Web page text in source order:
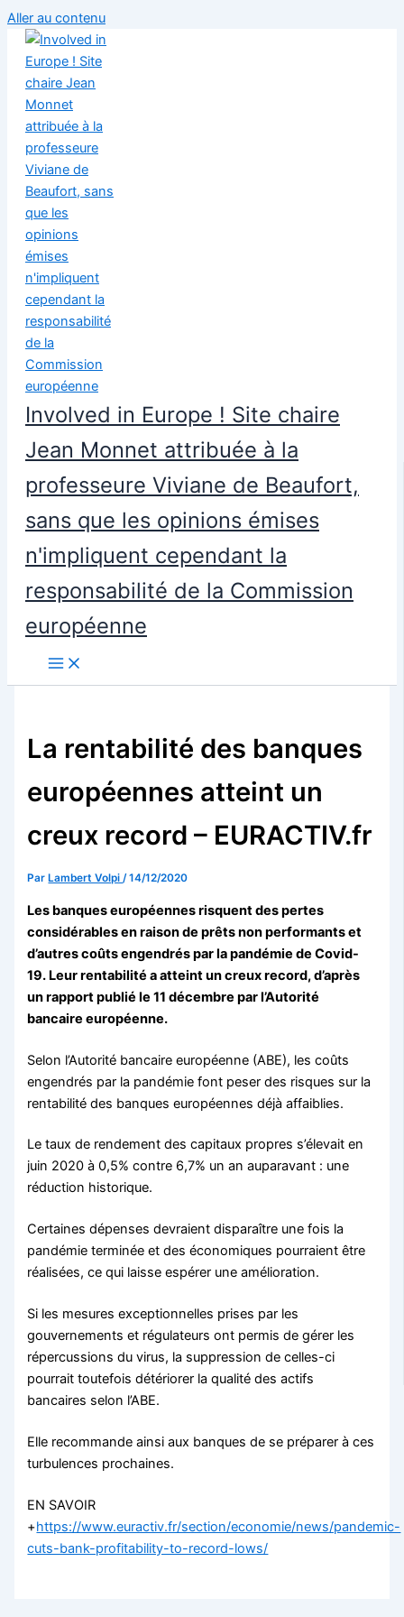
Aller au contenu
Involved in Europe ! Site chaire
Jean Monnet attribuée à la
professeure Viviane de Beaufort,
sans que les opinions émises
n'impliquent cependant la
responsabilité de la Commission
européenne
La rentabilité des banques
européennes atteint un
creux record – EURACTIV.fr
Par Lambert Volpi/14/12/2020
Les banques européennes risquent des pertes
considérables en raison de prêts non performants et
d’autres coûts engendrés par la pandémie de Covid-
19. Leur rentabilité a atteint un creux record, d’après
un rapport publié le 11 décembre par l’Autorité
bancaire européenne.
Selon l’Autorité bancaire européenne (ABE), les coûts
engendrés par la pandémie font peser des risques sur la
rentabilité des banques européennes déjà affaiblies.
Le taux de rendement des capitaux propres s’élevait en
juin 2020 à 0,5% contre 6,7% un an auparavant : une
réduction historique.
Certaines dépenses devraient disparaître une fois la
pandémie terminée et des économiques pourraient être
réalisées, ce qui laisse espérer une amélioration.
Si les mesures exceptionnelles prises par les
gouvernements et régulateurs ont permis de gérer les
répercussions du virus, la suppression de celles-ci
pourrait toutefois détériorer la qualité des actifs
bancaires selon l’ABE.
Elle recommande ainsi aux banques de se préparer à ces
turbulences prochaines.
EN SAVOIR
+https://www.euractiv.fr/section/economie/news/pandemic-
cuts-bank-profitability-to-record-lows/